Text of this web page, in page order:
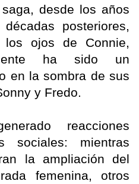
desde los años
posteriores,
ojos de Connie,
ha sido un
en la sombra de sus
y Fredo.
reacciones
sociales: mientras
la ampliación del
femenina, otros